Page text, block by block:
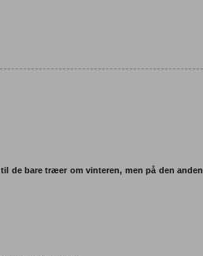
de bare træer om vinteren, men på den anden